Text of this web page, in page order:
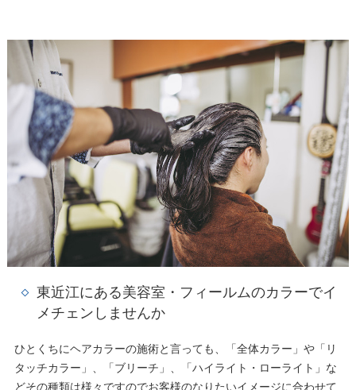
東近江にある美容室・フィールムのカラーでイ
メチェンしませんか
ひとくちにヘアカラーの施術と言っても、「全体カラー」や「リ
タッチカラー」、「ブリーチ」、「ハイライト・ローライト」な